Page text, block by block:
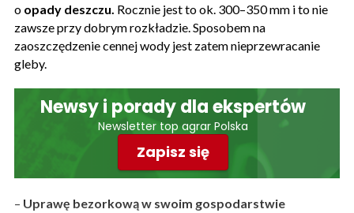
o opady deszczu. Rocznie jest to ok. 300–350 mm i to nie
zawsze przy dobrym rozkładzie. Sposobem na
zaoszczędzenie cennej wody jest zatem nieprzewracanie
gleby.
Newsy i porady dla ekspertów
Newsletter top agrar Polska
Zapisz się
– Uprawę bezorkową w swoim gospodarstwie